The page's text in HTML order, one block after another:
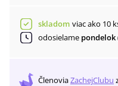
skladom viac ako 10
odosielame pondelok
ČlenoviaZachejClubu